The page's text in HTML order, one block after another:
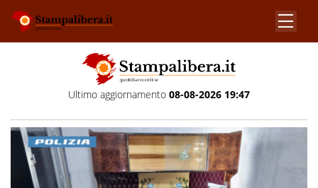
Ultimo aggiornamento 08-08-2026 19:47